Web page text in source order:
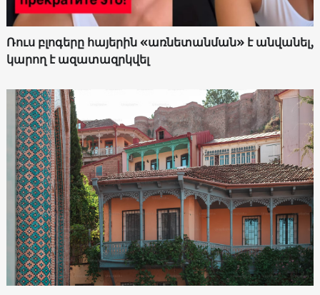
Ռուս բլոգերը հայերին «առնետանման» է անվանել,
կարող է ազատազրկվել